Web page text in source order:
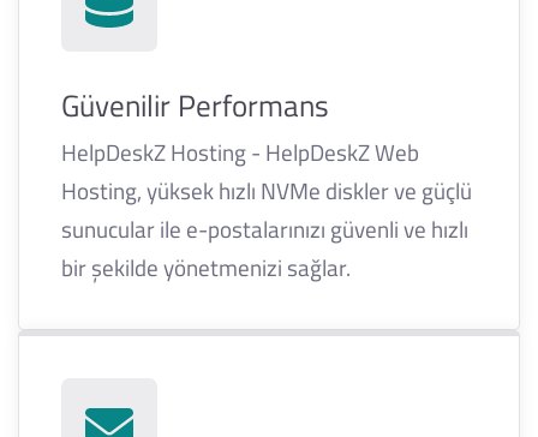
Güvenilir Performans
HelpDeskZ Hosting - HelpDeskZ Web
Hosting, yüksek hızlı NVMe diskler ve güçlü
sunucular ile e-postalarınızı güvenli ve hızlı
bir şekilde yönetmenizi sağlar.